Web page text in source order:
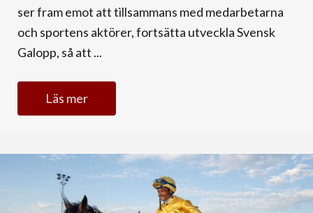
ser fram emot att tillsammans med medarbetarna
och sportens aktörer, fortsätta utveckla Svensk
Galopp, så att ...
Läs mer